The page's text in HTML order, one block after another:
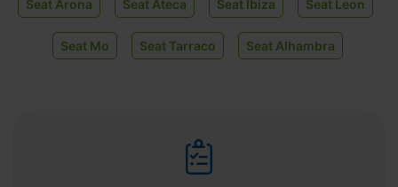
Seat Arona Seat Ateca Seat Ibiza Seat Leon
Seat Mo Seat Tarraco Seat Alhambra